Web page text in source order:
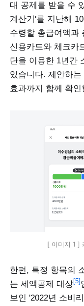
대 공제를 받을 수
계산기'를 지난해
수령할 총급여액과
신용카드와 체크카
단을 이용한 1년간
있습니다. 제안하는
효과까지 함께 확
[ 이미지 1 ]
한편, 특정 항목의
는 세액공제 대상[5]
보인 '2022년 소비